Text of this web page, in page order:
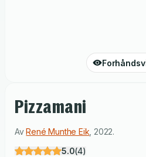
Pizzamani
AvRené Munthe Eik 2022.
5.0(4)